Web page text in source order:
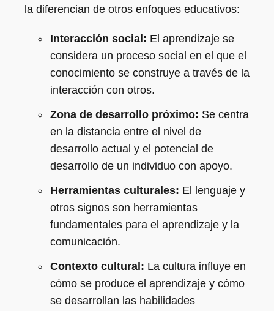
la diferencian de otros enfoques educativos:
Interacción social: El aprendizaje se
considera un proceso social en el que el
conocimiento se construye a través de la
interacción con otros.
Zona de desarrollo próximo: Se centra
en la distancia entre el nivel de
desarrollo actual y el potencial de
desarrollo de un individuo con apoyo.
Herramientas culturales: El lenguaje y
otros signos son herramientas
fundamentales para el aprendizaje y la
comunicación.
Contexto cultural: La cultura influye en
cómo se produce el aprendizaje y cómo
se desarrollan las habilidades